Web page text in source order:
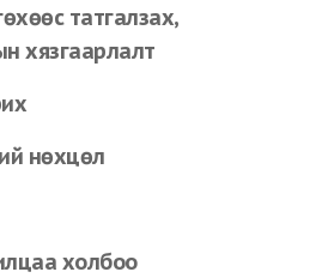
татгалзах,
хязгаарлалт
нөхцөл
холбоо